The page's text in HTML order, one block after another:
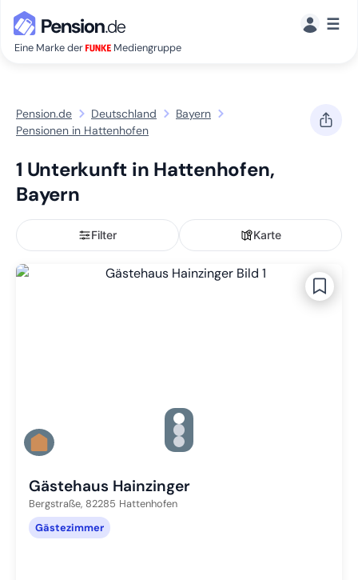
Eine Marke der Mediengruppe
☰
Pension.de Deutschland
Bayern
Pensionen in Hattenhofen
1 Unterkunft in Hattenhofen,
Bayern
Filter Karte
gallery.slide_selector
Zu Slide 1 wechseln
Zu Slide 2 wechseln
Zu Slide 3 wechseln
Gästehaus Hainzinger
Bergstraße, 82285 Hattenhofen
Gästezimmer